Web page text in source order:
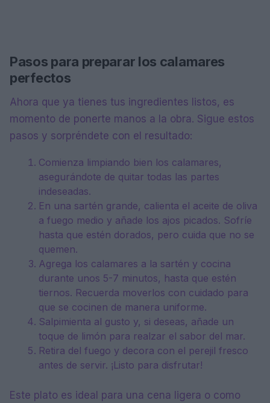
Pasos para preparar los calamares
perfectos
Ahora que ya tienes tus ingredientes listos, es
momento de ponerte manos a la obra. Sigue estos
pasos y sorpréndete con el resultado:
Comienza limpiando bien los calamares,
asegurándote de quitar todas las partes
indeseadas.
En una sartén grande, calienta el aceite de oliva
a fuego medio y añade los ajos picados. Sofríe
hasta que estén dorados, pero cuida que no se
quemen.
Agrega los calamares a la sartén y cocina
durante unos 5-7 minutos, hasta que estén
tiernos. Recuerda moverlos con cuidado para
que se cocinen de manera uniforme.
Salpimienta al gusto y, si deseas, añade un
toque de limón para realzar el sabor del mar.
Retira del fuego y decora con el perejil fresco
antes de servir. ¡Listo para disfrutar!
Este plato es ideal para una cena ligera o como